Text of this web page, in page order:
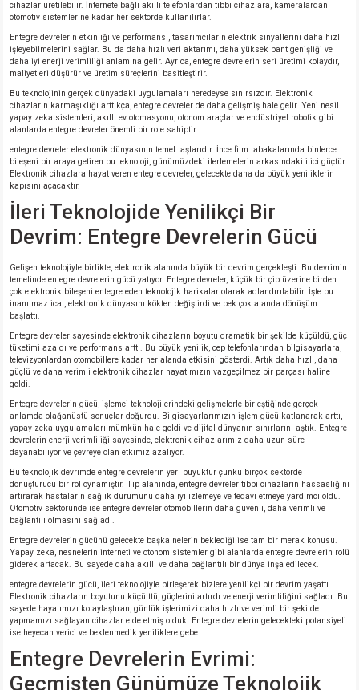
cihazlar üretilebilir. İnternete bağlı akıllı telefonlardan tıbbi cihazlara, kameralardan
otomotiv sistemlerine kadar her sektörde kullanılırlar.
Entegre devrelerin etkinliği ve performansı, tasarımcıların elektrik sinyallerini daha hızlı
işleyebilmelerini sağlar. Bu da daha hızlı veri aktarımı, daha yüksek bant genişliği ve
daha iyi enerji verimliliği anlamına gelir. Ayrıca, entegre devrelerin seri üretimi kolaydır,
maliyetleri düşürür ve üretim süreçlerini basitleştirir.
Bu teknolojinin gerçek dünyadaki uygulamaları neredeyse sınırsızdır. Elektronik
cihazların karmaşıklığı arttıkça, entegre devreler de daha gelişmiş hale gelir. Yeni nesil
yapay zeka sistemleri, akıllı ev otomasyonu, otonom araçlar ve endüstriyel robotik gibi
alanlarda entegre devreler önemli bir role sahiptir.
entegre devreler elektronik dünyasının temel taşlarıdır. İnce film tabakalarında binlerce
bileşeni bir araya getiren bu teknoloji, günümüzdeki ilerlemelerin arkasındaki itici güçtür.
Elektronik cihazlara hayat veren entegre devreler, gelecekte daha da büyük yeniliklerin
kapısını açacaktır.
İleri Teknolojide Yenilikçi Bir
Devrim: Entegre Devrelerin Gücü
Gelişen teknolojiyle birlikte, elektronik alanında büyük bir devrim gerçekleşti. Bu devrimin
temelinde entegre devrelerin gücü yatıyor. Entegre devreler, küçük bir çip üzerine birden
çok elektronik bileşeni entegre eden teknolojik harikalar olarak adlandırılabilir. İşte bu
inanılmaz icat, elektronik dünyasını kökten değiştirdi ve pek çok alanda dönüşüm
başlattı.
Entegre devreler sayesinde elektronik cihazların boyutu dramatik bir şekilde küçüldü, güç
tüketimi azaldı ve performans arttı. Bu büyük yenilik, cep telefonlarından bilgisayarlara,
televizyonlardan otomobillere kadar her alanda etkisini gösterdi. Artık daha hızlı, daha
güçlü ve daha verimli elektronik cihazlar hayatımızın vazgeçilmez bir parçası haline
geldi.
Entegre devrelerin gücü, işlemci teknolojilerindeki gelişmelerle birleştiğinde gerçek
anlamda olağanüstü sonuçlar doğurdu. Bilgisayarlarımızın işlem gücü katlanarak arttı,
yapay zeka uygulamaları mümkün hale geldi ve dijital dünyanın sınırlarını aştık. Entegre
devrelerin enerji verimliliği sayesinde, elektronik cihazlarımız daha uzun süre
dayanabiliyor ve çevreye olan etkimiz azalıyor.
Bu teknolojik devrimde entegre devrelerin yeri büyüktür çünkü birçok sektörde
dönüştürücü bir rol oynamıştır. Tıp alanında, entegre devreler tıbbi cihazların hassaslığını
artırarak hastaların sağlık durumunu daha iyi izlemeye ve tedavi etmeye yardımcı oldu.
Otomotiv sektöründe ise entegre devreler otomobillerin daha güvenli, daha verimli ve
bağlantılı olmasını sağladı.
Entegre devrelerin gücünü gelecekte başka nelerin beklediği ise tam bir merak konusu.
Yapay zeka, nesnelerin interneti ve otonom sistemler gibi alanlarda entegre devrelerin rolü
giderek artacak. Bu sayede daha akıllı ve daha bağlantılı bir dünya inşa edilecek.
entegre devrelerin gücü, ileri teknolojiyle birleşerek bizlere yenilikçi bir devrim yaşattı.
Elektronik cihazların boyutunu küçülttü, güçlerini artırdı ve enerji verimliliğini sağladı. Bu
sayede hayatımızı kolaylaştıran, günlük işlerimizi daha hızlı ve verimli bir şekilde
yapmamızı sağlayan cihazlar elde etmiş olduk. Entegre devrelerin gelecekteki potansiyeli
ise heyecan verici ve beklenmedik yeniliklere gebe.
Entegre Devrelerin Evrimi:
Geçmişten Günümüze Teknolojik